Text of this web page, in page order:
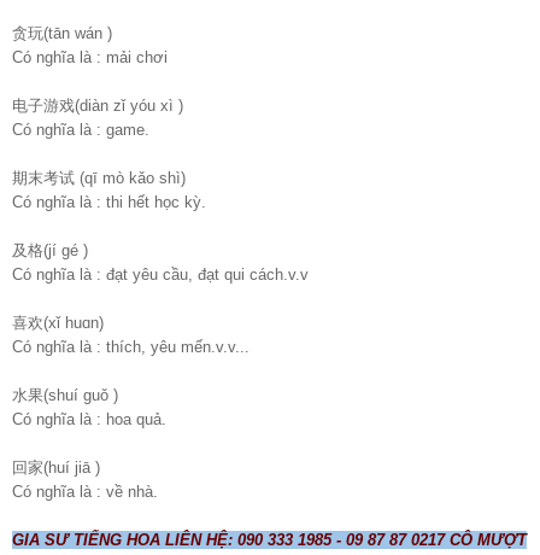
贪玩(tān wán )
Có nghĩa là : mải chơi
电子游戏(diàn zǐ yóu xì )
Có nghĩa là : game.
期末考试 (qī mò kǎo shì)
Có nghĩa là : thi hết học kỳ.
及格(jí ɡé )
Có nghĩa là : đạt yêu cầu, đạt qui cách.v.v
喜欢(xǐ huɑn)
Có nghĩa là : thích, yêu mến.v.v...
水果(shuí ɡuǒ )
Có nghĩa là : hoa quả.
回家(huí jiā )
Có nghĩa là : về nhà.
GIA SƯ TIẾNG HOA LIÊN HỆ: 090 333 1985 - 09 87 87 0217 CÔ MƯỢT